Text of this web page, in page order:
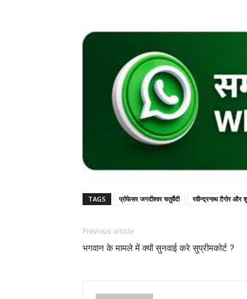
TAGS प्रोफेसर जगदीश्वर चतुर्वेदी रवीन्द्रनाथ टैगोर और
Previous article
भगवान के मामले में क्यों सुनवाई करे सुप्रीमकोर्ट ?